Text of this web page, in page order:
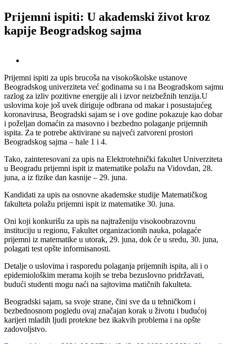
Prijemni ispiti: U akademski život kroz
kapije Beogradskog sajma
Image
Prijemni ispiti za upis brucoša na visokoškolske ustanove
Beogradskog univerziteta već godinama su i na Beogradskom sajmu
razlog za izliv pozitivne energije ali i izvor neizbežnih tenzija.U
uslovima koje još uvek diriguje odbrana od makar i posustajućeg
koronavirusa, Beogradski sajam se i ove godine pokazuje kao dobar
i poželjan domaćin za masovno i bezbedno polaganje prijemnih
ispita. Za te potrebe aktivirane su najveći zatvoreni prostori
Beogradskog sajma – hale 1 i 4.
Tako, zainteresovani za upis na Elektrotehnički fakultet Univerziteta
u Beogradu prijemni ispit iz matematike polažu na Vidovdan, 28.
juna, a iz fizike dan kasnije – 29. juna.
Kandidati za upis na osnovne akademske studije Matematičkog
fakulteta polažu prijemni ispit iz matematike 30. juna.
Oni koji konkurišu za upis na najtraženiju visokoobrazovnu
instituciju u regionu, Fakultet organizacionih nauka, polagaće
prijemni iz matematike u utorak, 29. juna, dok će u sredu, 30. juna,
polagati test opšte informisanosti.
Detalje o uslovima i rasporedu polaganja prijemnih ispita, ali i o
epidemiološkim merama kojih se treba bezuslovno pridržavati,
budući studenti mogu naći na sajtovima matičnih fakulteta.
Beogradski sajam, sa svoje strane, čini sve da u tehničkom i
bezbednosnom pogledu ovaj značajan korak u životu i budućoj
karijeri mladih ljudi protekne bez ikakvih problema i na opšte
zadovoljstvo.